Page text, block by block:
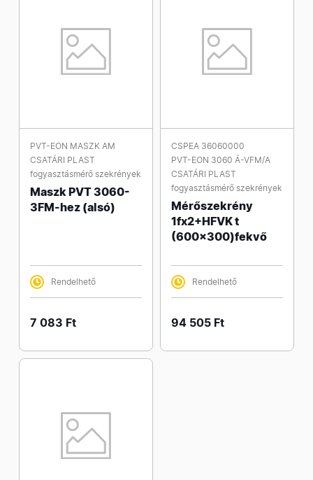
PVT-EON MASZK AM
CSATÁRI PLAST
fogyasztásmérő szekrények
Maszk PVT 3060-
3FM-hez (alsó)
Rendelhető
7 083 Ft
CSPEA 36060000
PVT-EON 3060 Á-VFM/A
CSATÁRI PLAST
fogyasztásmérő szekrények
Mérőszekrény
1fx2+HFVK t
(600x300)fekvő
Rendelhető
94 505 Ft